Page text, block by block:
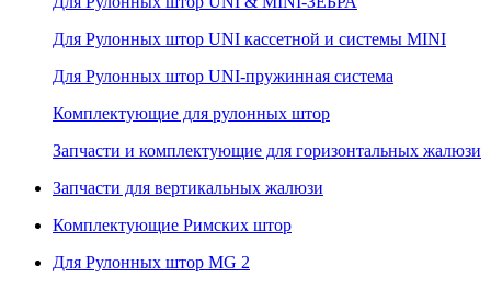
Для Рулонных штор UNI кассетной и системы MINI
Для Рулонных штор UNI-пружинная система
Комплектующие для рулонных штор
Запчасти и комплектующие для горизонтальных жалюзи
Запчасти для вертикальных жалюзи
Комплектующие Римских штор
Для Рулонных штор MG 2